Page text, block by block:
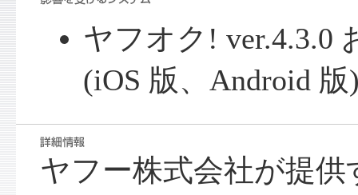
ヤフオク! ver.4.3.0
(iOS 版、Android 版
ヤフー株式会社が提